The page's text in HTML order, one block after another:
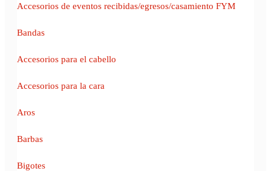
Accesorios de eventos recibidas/egresos/casamiento FYM
Bandas
Accesorios para el cabello
Accesorios para la cara
Aros
Barbas
Bigotes